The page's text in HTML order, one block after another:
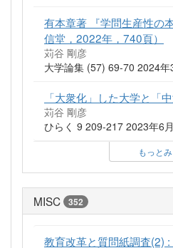
有本章著 『学問生産性の
信堂，2022年，740頁）
苅谷 剛彦
大学論集 (57) 69-70 2024年
「大衆化」した大学と「
苅谷 剛彦
ひらく 9 209-217 2023年6月
もっと
MISC 352
教育改革と質問紙調査(2)